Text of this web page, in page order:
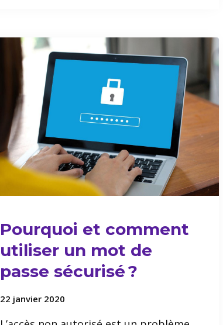
Pourquoi et comment
utiliser un mot de
passe sécurisé ?
22 janvier 2020